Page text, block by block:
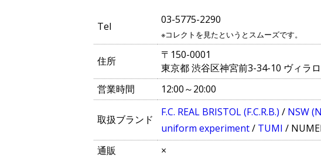
Tel
03-5775-2290
※コレクトを見たというとスムーズです。
住所
〒150-0001
東京都 渋谷区神宮前3-34-10 ヴィラ
営業時間
12:00～20:00
取扱ブランド
F.C. REAL BRISTOL (F.C.R.B.) / NSW
uniform experiment/ TUMI /
通販
×